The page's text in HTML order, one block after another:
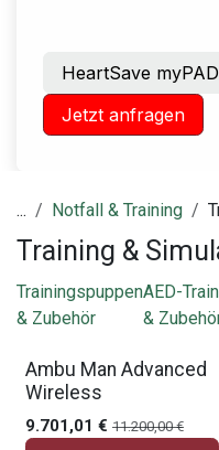
HeartSave myPAD
Jetzt anfragen
... Notfall & Training
Training &
Trainingspuppen
& Zubehör
AED-
&
Gratis Zubehör
Ambu Man Advanced
Wireless
9.701,01 € 11.200,00€